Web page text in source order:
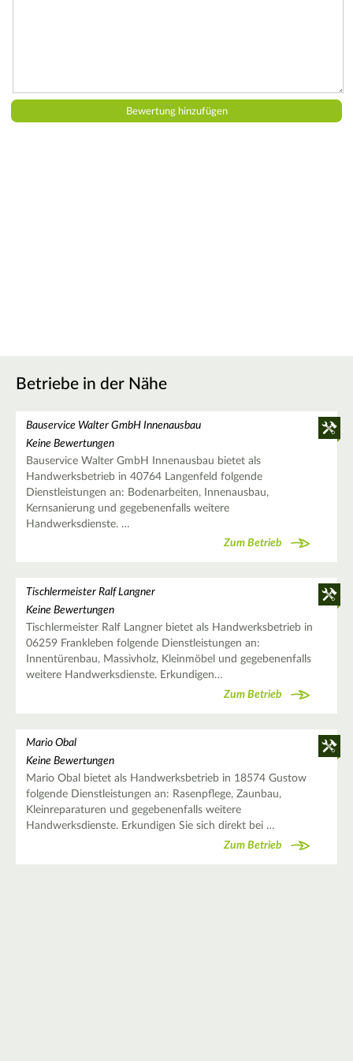
Betriebe in der Nähe
Bauservice Walter GmbH Innenausbau
Keine Bewertungen
Bauservice Walter GmbH Innenausbau bietet als
Handwerksbetrieb in 40764 Langenfeld folgende
Dienstleistungen an: Bodenarbeiten, Innenausbau,
Kernsanierung und gegebenenfalls weitere
Handwerksdienste. …
Zum Betrieb
Tischlermeister Ralf Langner
Keine Bewertungen
Tischlermeister Ralf Langner bietet als Handwerksbetrieb in
06259 Frankleben folgende Dienstleistungen an:
Innentürenbau, Massivholz, Kleinmöbel und gegebenenfalls
weitere Handwerksdienste. Erkundigen…
Zum Betrieb
Mario Obal
Keine Bewertungen
Mario Obal bietet als Handwerksbetrieb in 18574 Gustow
folgende Dienstleistungen an: Rasenpflege, Zaunbau,
Kleinreparaturen und gegebenenfalls weitere
Handwerksdienste. Erkundigen Sie sich direkt bei …
Zum Betrieb